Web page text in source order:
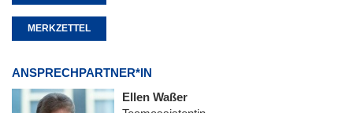
MERKZETTEL
ANSPRECHPARTNER*IN
Ellen Waßer